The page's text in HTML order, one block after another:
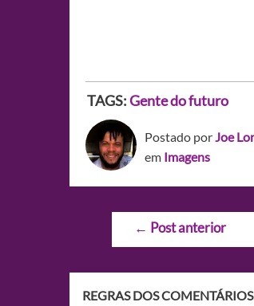
TAGS:Gente do futuro
Postado porJoe
em Imagens
Navegação
← Post anterior
REGRAS DOS